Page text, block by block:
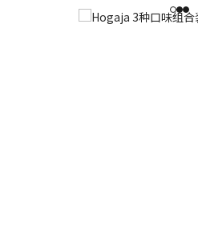
123